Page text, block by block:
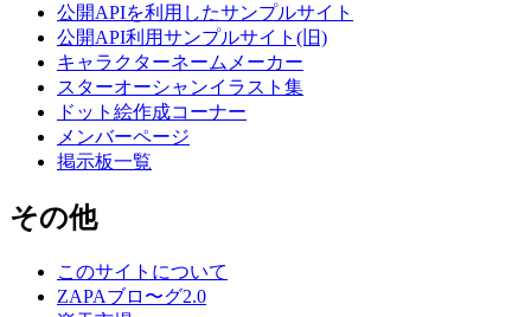
公開APIを利用したサンプルサイト
公開API利用サンプルサイト(旧)
キャラクターネームメーカー
スターオーシャンイラスト集
ドット絵作成コーナー
メンバーページ
掲示板一覧
その他
このサイトについて
ZAPAブロ〜グ2.0